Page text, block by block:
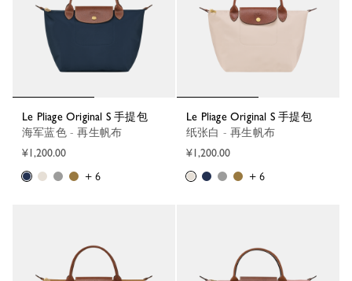
Le Pliage Original S 手提包
海军蓝色 - 再生帆布
¥1,200.00
+ 6
Le Pliage Original S 手提包
纸张白 - 再生帆布
¥1,200.00
+ 6